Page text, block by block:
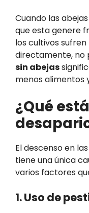
Cuando las
que esta genere
los cultivos
directamente, no
sin abejas
menos alimentos
¿Qué
El descenso en
tiene una única
varios factores
1. Uso de